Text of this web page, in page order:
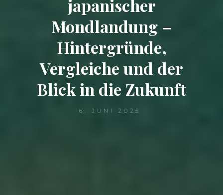
japanischer
Mondlandung –
Hintergründe,
Vergleiche und der
Blick in die Zukunft
6. JUNI 2025